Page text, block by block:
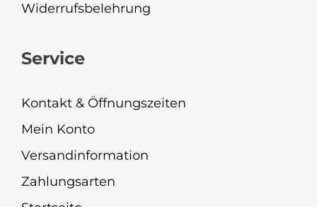
Widerrufsbelehrung
Service
Kontakt & Öffnungszeiten
Mein Konto
Versandinformation
Zahlungsarten